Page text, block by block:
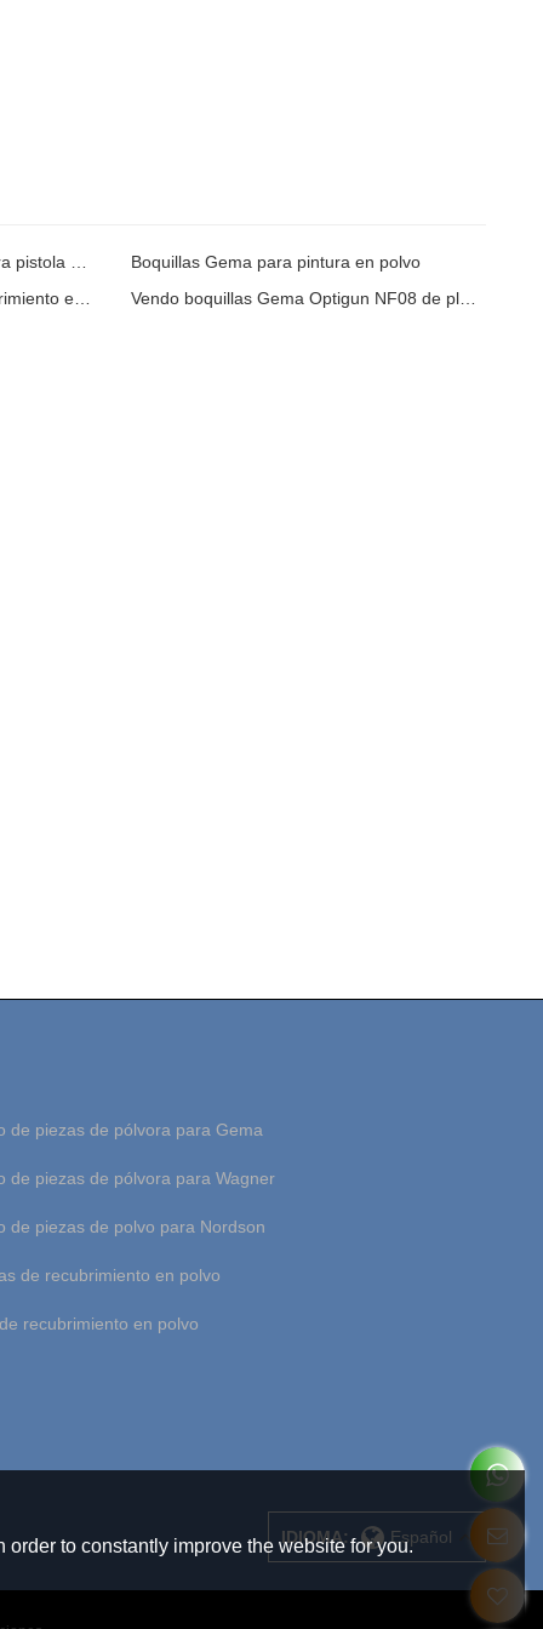
Boquillas de pulverización opti para pistola de polvo gema 1000049
Boquillas Gema para pintura en polvo
Repuestos para pistolas de recubrimiento en polvo Gema 1000 049
Vendo boquillas Gema Optigun NF08 de plástico PTFE
de piezas de pólvora para Gema
de piezas de pólvora para Wagner
de piezas de polvo para Nordson
de recubrimiento en polvo
recubrimiento en polvo
IDIOMA: Español
to constantly improve the website for you.